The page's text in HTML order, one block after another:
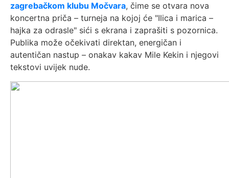
zagrebačkom klubu Močvara, čime se otvara nova
koncertna priča – turneja na kojoj će "Ilica i marica –
hajka za odrasle" sići s ekrana i zaprašiti s pozornica.
Publika može očekivati direktan, energičan i
autentičan nastup – onakav kakav Mile Kekin i njegovi
tekstovi uvijek nude.